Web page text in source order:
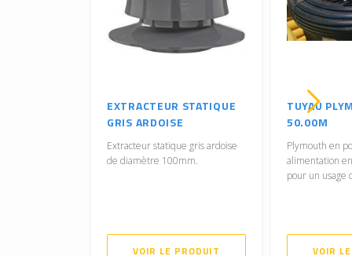
EXTRACTEUR STATIQUE
GRIS ARDOISE
Extracteur statique gris ardoise
de diamètre 100mm.
VOIR LE PRODUIT
TUYAU
50.00M
Plymouth en
alimentation
pour un usage
VOIR